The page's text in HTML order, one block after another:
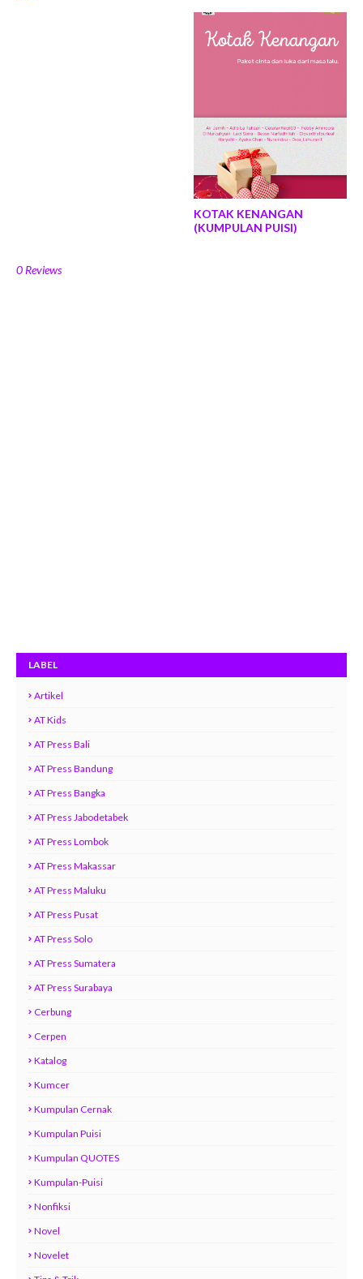
KOTAK KENANGAN
(KUMPULAN PUISI)
0 Reviews
LABEL
Artikel
AT Kids
AT Press Bali
AT Press Bandung
AT Press Bangka
AT Press Jabodetabek
AT Press Lombok
AT Press Makassar
AT Press Maluku
AT Press Pusat
AT Press Solo
AT Press Sumatera
AT Press Surabaya
Cerbung
Cerpen
Katalog
Kumcer
Kumpulan Cernak
Kumpulan Puisi
Kumpulan QUOTES
Kumpulan-Puisi
Nonfiksi
Novel
Novelet